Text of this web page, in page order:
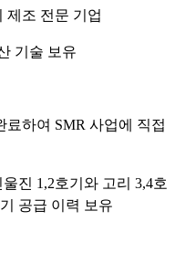
제조 전문 기업
기술 보유
하여 SMR 사업에 직접
진 1,2호기와 고리 3,4호
공급 이력 보유